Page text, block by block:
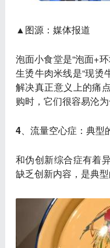
▲图源：媒体报道
泡面小食堂是“泡面+
生烫牛肉米线是“现
解决真正意义上的痛
购时，它们很容易沦为
4、流量空心症：典型
和伪创新综合症有着
缺乏创新内容，是典型